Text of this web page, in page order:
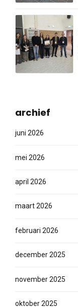
archief
juni 2026
mei 2026
april 2026
maart 2026
februari 2026
december 2025
november 2025
oktober 2025